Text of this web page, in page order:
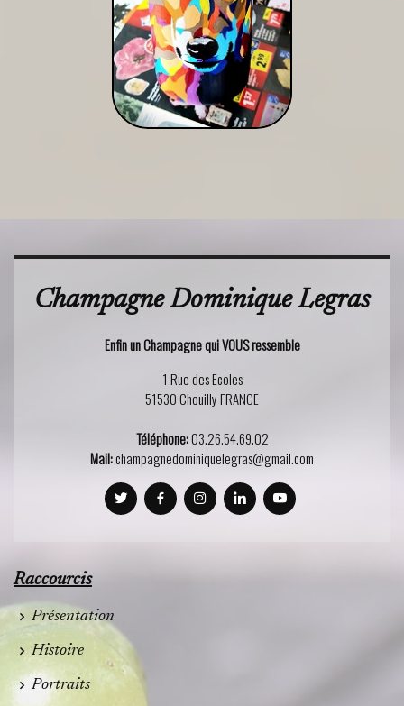
Champagne Dominique Legras
Enfin un Champagne qui VOUS ressemble
1 Rue des Ecoles
51530 Chouilly FRANCE
Téléphone:03.26.54.69.02
Mail:champagnedominiquelegras@gmail.com
Raccourcis
Présentation
Histoire
Portraits